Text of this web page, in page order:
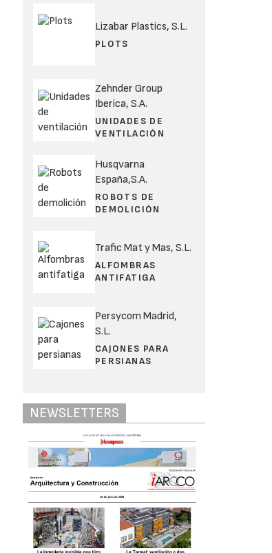
Lizabar Plastics, S.L.
PLOTS
Zehnder Group
Iberica, S.A.
UNIDADES DE
VENTILACIÓN
Husqvarna
España,S.A.
ROBOTS DE
DEMOLICIÓN
Trafic Mat y Mas, S.L.
ALFOMBRAS
ANTIFATIGA
Persycom Madrid,
S.L.
CAJONES PARA
PERSIANAS
NEWSLETTERS